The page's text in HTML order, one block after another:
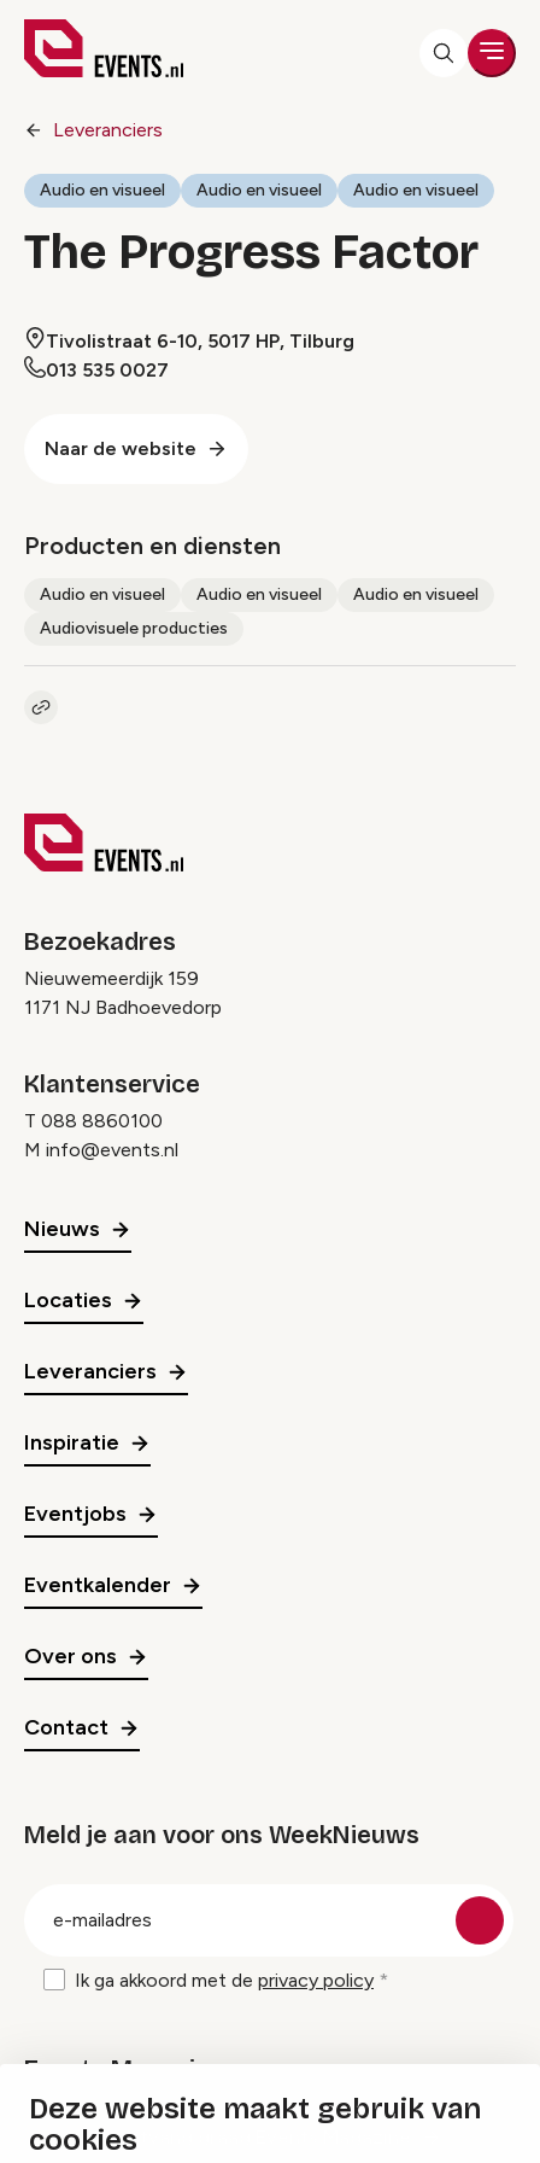
Deze website maakt gebruik van
cookies
Leveranciers
Audio en visueel Audio en visueel Audio en visueel
The Progress Factor
Tivolistraat 6-10, 5017 HP, Tilburg
013 535 0027
Naar de website
Producten en diensten
Audio en visueel Audio en visueel
Audio en visueel
Audiovisuele producties
Kopieer link naar pagina
Bezoekadres
Nieuwemeerdijk 159
1171 NJ Badhoevedorp
Klantenservice
T 088 8860100
M info@events.nl
Nieuws
Locaties
Leveranciers
Inspiratie
Eventjobs
Eventkalender
Over ons
Contact
Meld je aan voor ons WeekNieuws
Ik ga akkoord met de privacy policy
Events Magazine
Ik ontvang graag Events Magazine